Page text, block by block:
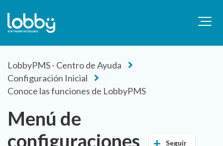
LobbyPMS - Centro de Ayuda
Configuración Inicial
Conoce las funciones de LobbyPMS
Menú de
configuraciones
Seguir